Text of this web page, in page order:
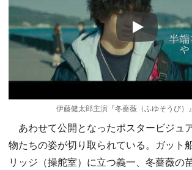
Play
伊藤健太郎主演『冬薔薇（ふゆそうび）
あわせて公開となったポスタービジュ
物たちの姿が切り取られている。ガット
リッジ（操舵室）に立つ義一、冬薔薇の